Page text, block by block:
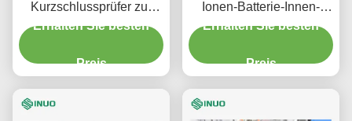
Kurzschlussprüfer zur
Bewertung von Lithium-
Erhalten Sie besten
Preis
Ionen-Batterie-Innen-
Kurzschlussprüfgeräte
Erhalten Sie besten
Preis